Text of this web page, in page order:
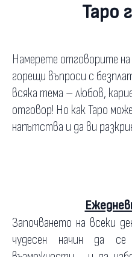
Таро
Намерете отговорите
горещи въпроси с
всяка тема – любов,
отговор! Но как Таро
напътства и да ви
Започването на всеки
чудесен начин да